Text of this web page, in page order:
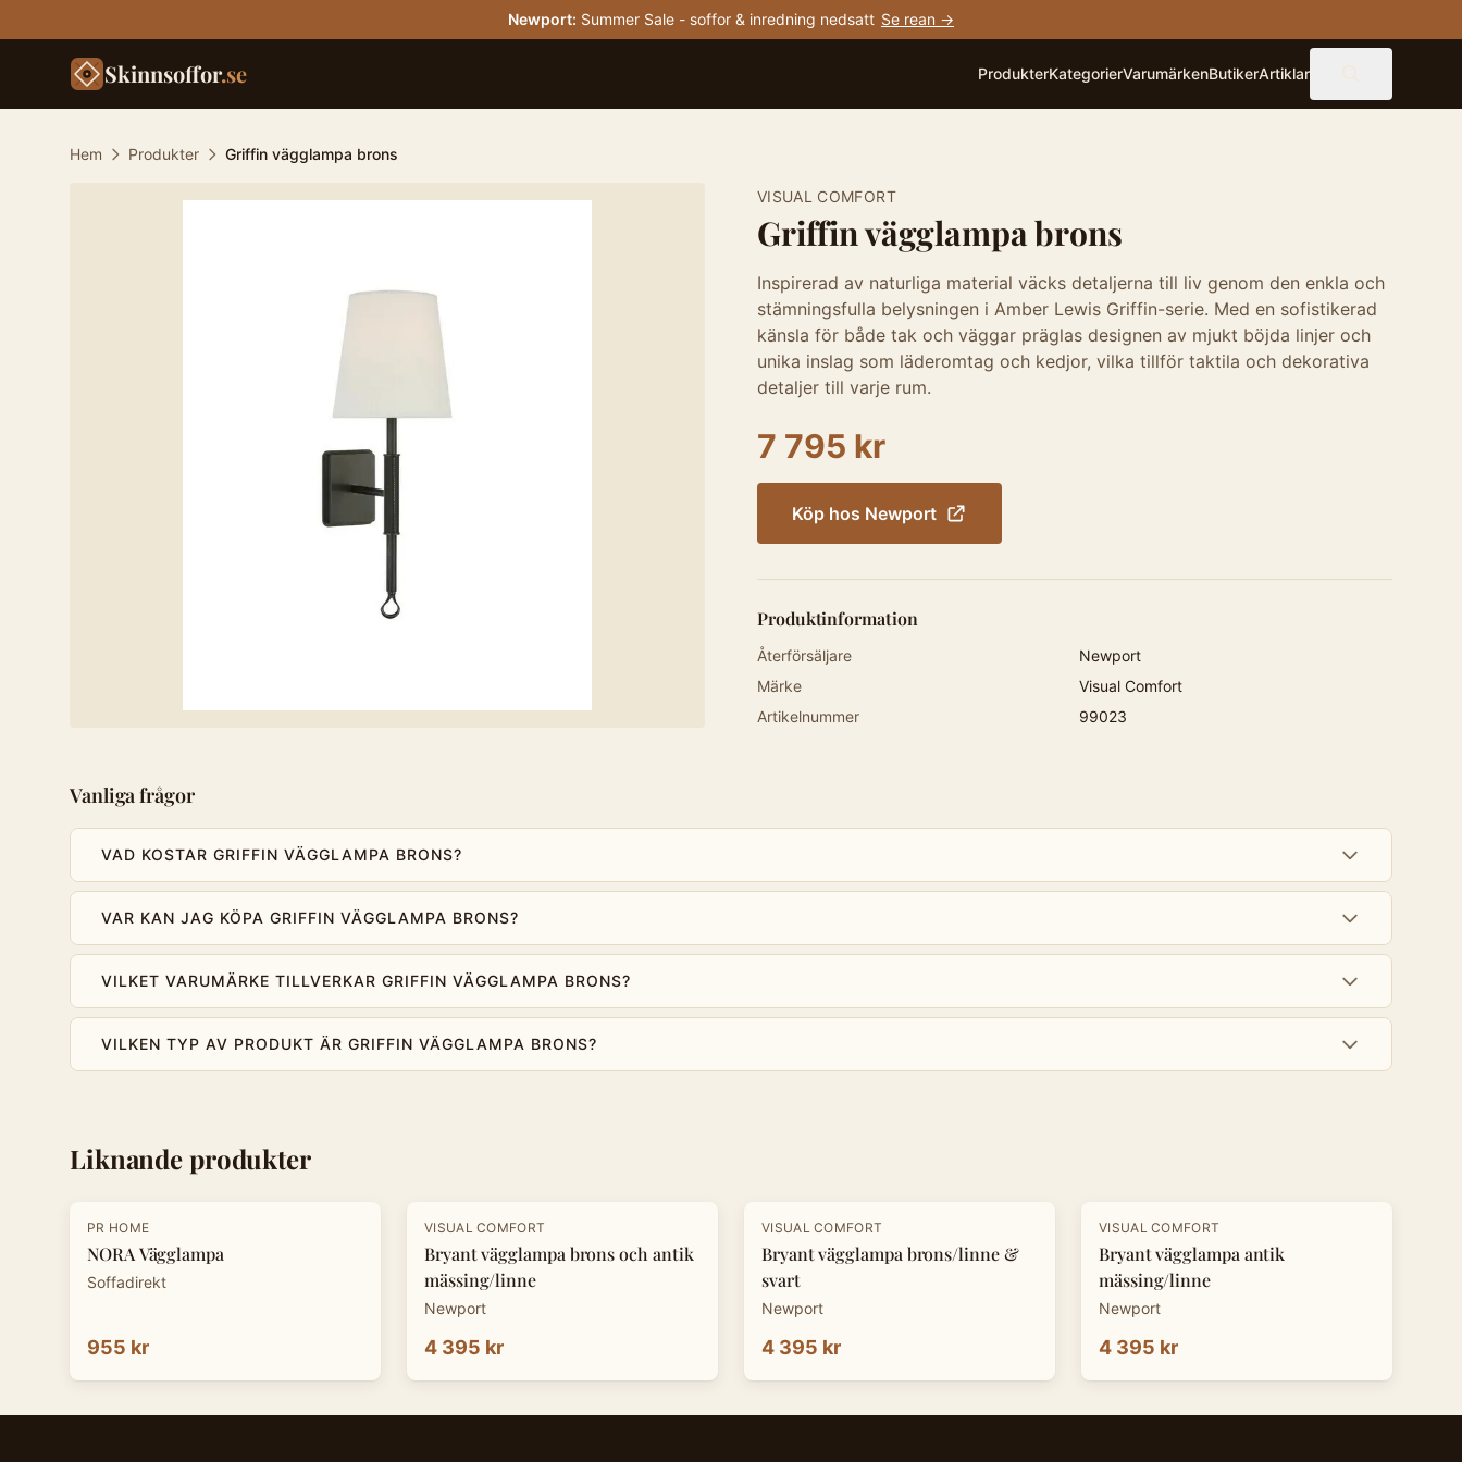
Newport: Summer Sale - soffor & inredning nedsatt Se rean →
Skinnsoffor.se ProdukterKategorierVarumärkenButikerArtiklar
Hem Produkter Griffin vägglampa brons
VISUAL COMFORT
Griffin vägglampa brons
Inspirerad av naturliga material väcks detaljerna till liv genom den enkla och
stämningsfulla belysningen i Amber Lewis Griffin-serie. Med en sofistikerad
känsla för både tak och väggar präglas designen av mjukt böjda linjer och
unika inslag som läderomtag och kedjor, vilka tillför taktila och dekorativa
detaljer till varje rum.
7 795 kr
Köp hos Newport
Produktinformation
Återförsäljare
Newport
Märke
Visual Comfort
Artikelnummer
99023
Vanliga frågor
VAD KOSTAR GRIFFIN VÄGGLAMPA BRONS?
VAR KAN JAG KÖPA GRIFFIN VÄGGLAMPA BRONS?
VILKET VARUMÄRKE TILLVERKAR GRIFFIN VÄGGLAMPA BRONS?
VILKEN TYP AV PRODUKT ÄR GRIFFIN VÄGGLAMPA BRONS?
Liknande produkter
PR HOME
NORA Vägglampa
Soffadirekt
955 kr
VISUAL COMFORT
Bryant vägglampa brons och antik
mässing/linne
Newport
4 395 kr
VISUAL COMFORT
Bryant vägglampa brons/linne &
svart
Newport
4 395 kr
VISUAL COMFORT
Bryant vägglampa antik
mässing/linne
Newport
4 395 kr